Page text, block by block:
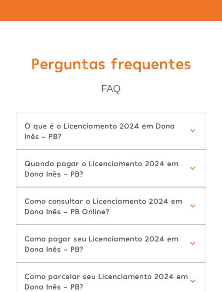
Perguntas frequentes
FAQ
O que é o Licenciamento 2024 em Dona
Inês - PB?
Quando pagar o Licenciamento 2024 em
Dona Inês - PB?
Como consultar o Licenciamento 2024 em
Dona Inês - PB Online?
Como pagar seu Licenciamento 2024 em
Dona Inês - PB?
Como parcelar seu Licenciamento 2024 em
Dona Inês - PB?